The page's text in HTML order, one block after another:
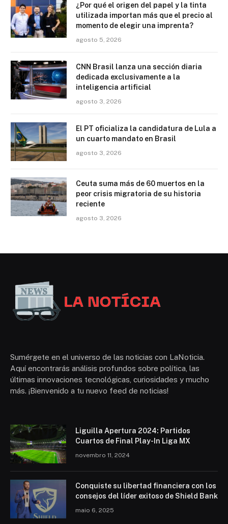
¿Por qué el origen del papel y la tinta
utilizada importan más que el precio al
momento de elegir una imprenta?
agosto 5, 2026
CNN Brasil lanza una sección diaria
dedicada exclusivamente a la
inteligencia artificial
agosto 3, 2026
El PT oficializa la candidatura de Lula a
un cuarto mandato en Brasil
agosto 3, 2026
Ceuta suma más de 60 muertos en la
peor crisis migratoria de su historia
reciente
agosto 3, 2026
Sumérgete en el universo de las noticias con LaNoticia.
Aquí encontrarás análisis profundos sobre política, las
últimas innovaciones tecnológicas, curiosidades y mucho
más. ¡Bienvenido a tu nuevo feed de noticias!
Liguilla Apertura 2024: Partidos
Cuartos de Final Play-In Liga MX
novembro 11, 2024
Conquiste su libertad financiera con los
consejos del líder exitoso de Shield Bank
maio 6, 2025